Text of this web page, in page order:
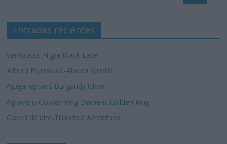
Entradas recientes
Sambucus Nigra Black Lace
Albuca Espiralada-Albuca Spiralis
Ajuga reptans Burgundy Glow
Agradejo Golden Ring-Berberis Golden Ring
Clavell de aire-Tillandsia Aeranthos